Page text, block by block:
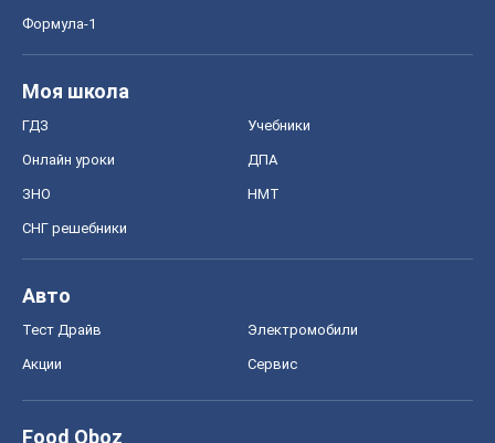
Формула-1
Моя школа
ГДЗ Учебники
Онлайн уроки ДПА
ЗНО НМТ
СНГ решебники
Авто
Тест Драйв Электромобили
Акции Сервис
Food Oboz